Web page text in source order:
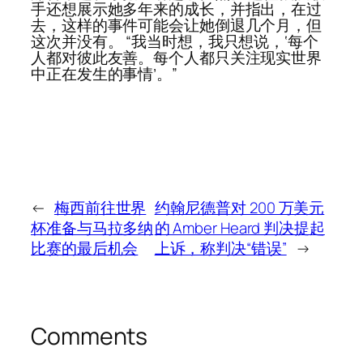
手还想展示她多年来的成长，并指出，在过
去，这样的事件可能会让她倒退几个月，但
这次并没有。 “我当时想，我只想说，‘每个
人都对彼此友善。每个人都只关注现实世界
中正在发生的事情’。”
← 梅西前往世界
杯准备与马拉多纳
比赛的最后机会
约翰尼德普对 200 万美元
的 Amber Heard 判决提起
上诉，称判决“错误” →
Comments